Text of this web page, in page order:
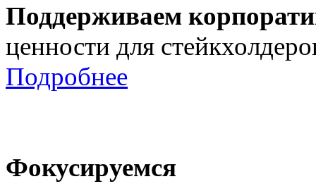
Поддерживаем
ценности для
Подробнее
Фокусируемся